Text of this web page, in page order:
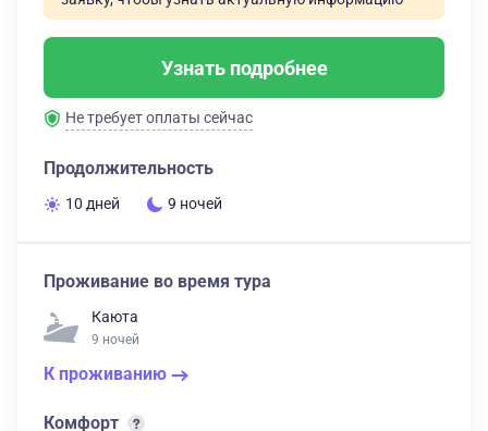
Узнать подробнее
Не требует оплаты сейчас
Продолжительность
10 дней 9 ночей
Проживание во время тура
Каюта
9 ночей
К проживанию
Комфорт